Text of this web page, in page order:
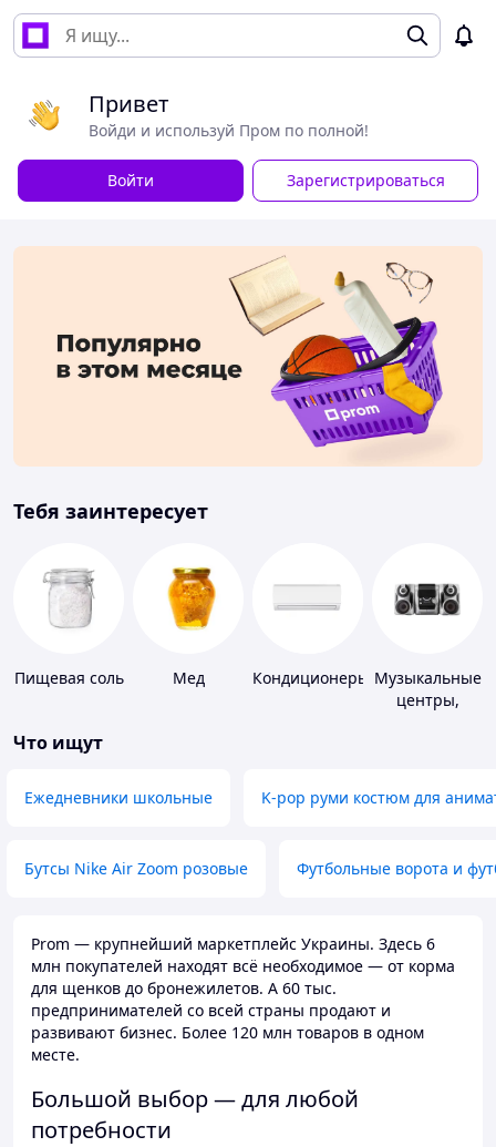
Привет
Войди и используй Пром по полной!
Войти Зарегистрироваться
Тебя заинтересует
Пищевая соль Мед Кондиционеры Музыкальные
центры,
Что ищут
Ежедневники школьные K-pop руми костюм для
Бутсы Nike Air Zoom розовые Футбольные ворота и
Prom — крупнейший маркетплейс Украины. Здесь 6
млн покупателей находят всё необходимое — от корма
для щенков до бронежилетов. А 60 тыс.
предпринимателей со всей страны продают и
развивают бизнес. Более 120 млн товаров в одном
месте.
Большой выбор — для любой
потребности